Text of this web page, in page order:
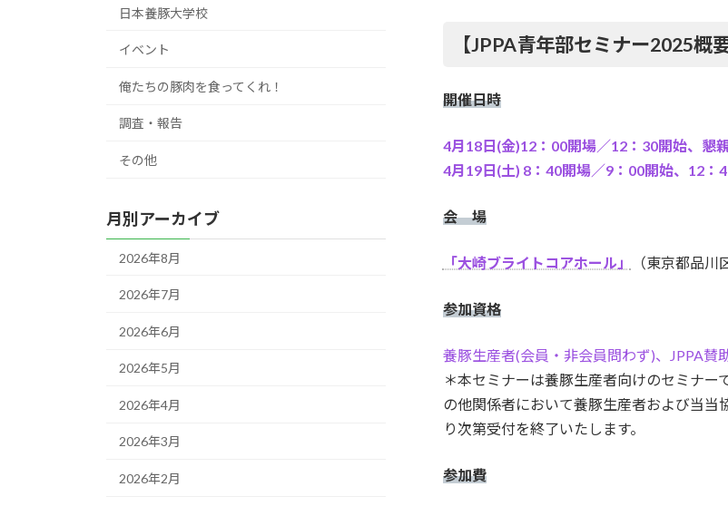
【JPPA青年部セミナー2025概要
開催日時
4月18日(金)12：00開場／12：30開始、懇
4月19日(土) 8：40開場／9：00開始、12：
会 場
「大崎ブライトコアホール」 （東京都品川
参加資格
養豚生産者(会員・非会員問わず)、JPPA賛
＊本セミナーは養豚生産者向けのセミナ
の他関係者において養豚生産者および当
り次第受付を終了いたします。
参加費
日本養豚大学校
イベント
俺たちの豚肉を食ってくれ！
調査・報告
その他
月別アーカイブ
2026年8月
2026年7月
2026年6月
2026年5月
2026年4月
2026年3月
2026年2月